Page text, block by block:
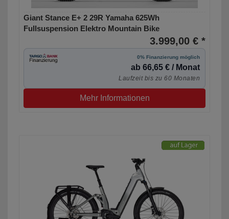
Giant Stance E+ 2 29R Yamaha 625Wh
Fullsuspension Elektro Mountain Bike
3.999,00 € *
0% Finanzierung möglich
ab 66,65 € / Monat
Laufzeit bis zu 60 Monaten
Mehr Informationen